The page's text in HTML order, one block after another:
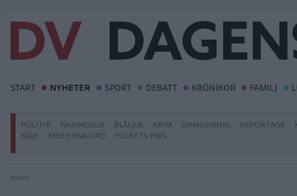
START NYHETER SPORT DEBATT KRÖNIKOR FAMILJ
POLITIK NÄRINGSLIV BLÅLJUS KRIM GRANSKNING REPORTAGE
NÖJE
MED EGNA ORD FOLKETS PRIS
Annons: